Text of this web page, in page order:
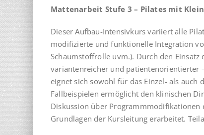
Mattenarbeit Stufe 3 – Pilates mit
Dieser Aufbau-Intensivkurs variiert alle
modifizierte und funktionelle Integration
Schaumstoffrolle uvm.). Durch den
variantenreicher und patientenorientierter
eignet sich sowohl für das Einzel- als
Fallbeispielen ermöglicht den klinischen
Diskussion über
Grundlagen der Kursleitung erarbeitet.